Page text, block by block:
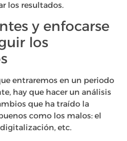
los resultados.
y enfocarse
los
entraremos en un periodo
hay que hacer un análisis
que ha traído la
como los malos: el
etc.